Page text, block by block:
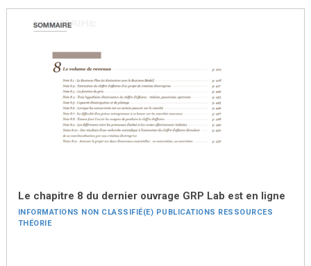
Le chapitre 8 du dernier ouvrage GRP Lab est en ligne
INFORMATIONS NON CLASSIFIÉ(E) PUBLICATIONS RESSOURCES
THÉORIE